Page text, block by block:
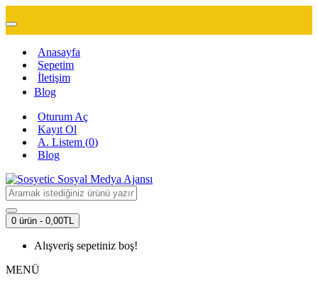
Anasayfa
Sepetim
İletişim
Blog
Oturum Aç
Kayıt Ol
A. Listem (0)
Blog
0 ürün - 0,00TL
Alışveriş sepetiniz boş!
MENÜ